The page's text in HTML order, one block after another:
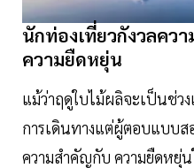
นักท่องเที่ยวกังวลคว
ความยืดหยุ่น
แม้ว่าฤดูใบไม้ผลิจะเป็นช่ว
การเดินทางแต่ผู้ตอบแบบส
ความสำคัญกับ ความยืดหยุ่